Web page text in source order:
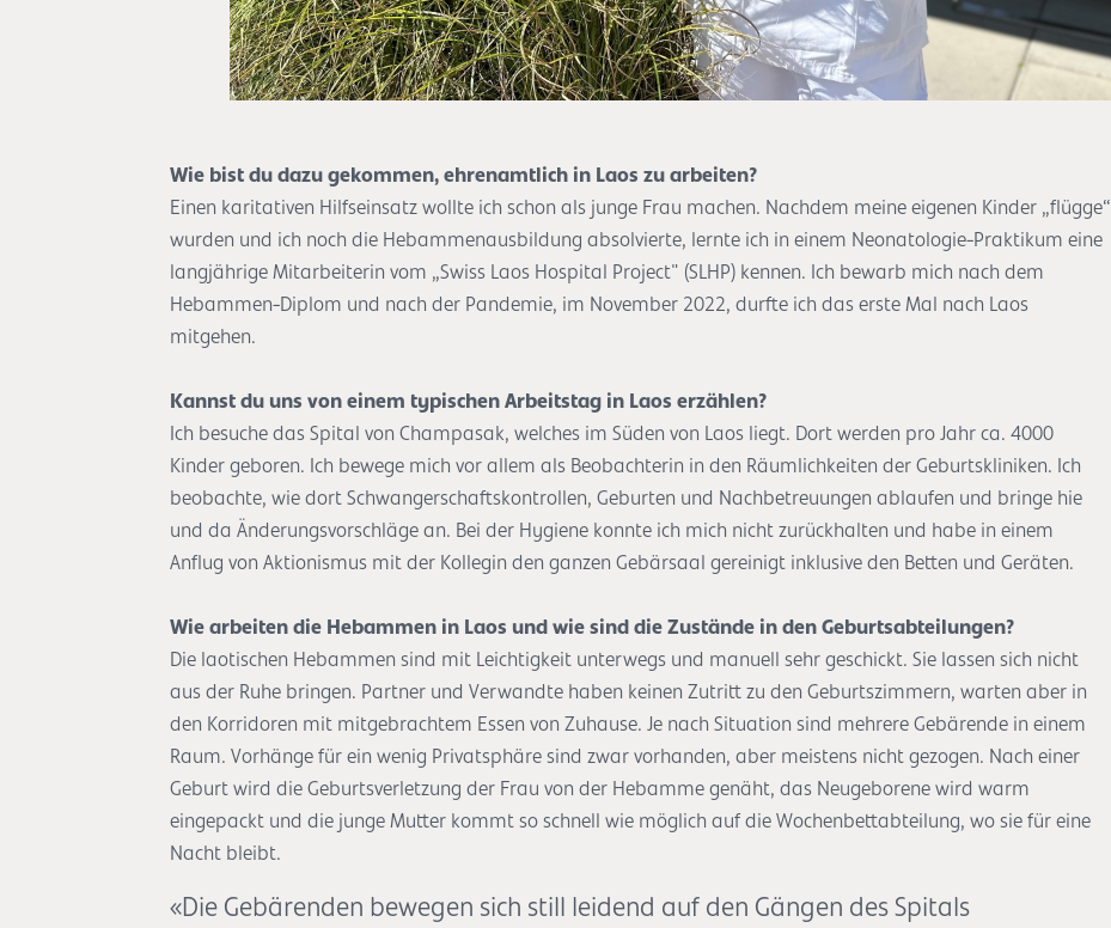
Wie bist du dazu gekommen, ehrenamtlich in Laos zu arbeiten?
Einen karitativen Hilfseinsatz wollte ich schon als junge Frau machen. Nachdem meine eigenen Kinder „flügge“
wurden und ich noch die Hebammenausbildung absolvierte, lernte ich in einem Neonatologie-Praktikum eine
langjährige Mitarbeiterin vom „Swiss Laos Hospital Project" (SLHP) kennen. Ich bewarb mich nach dem
Hebammen-Diplom und nach der Pandemie, im November 2022, durfte ich das erste Mal nach Laos
mitgehen.
Kannst du uns von einem typischen Arbeitstag in Laos erzählen?
Ich besuche das Spital von Champasak, welches im Süden von Laos liegt. Dort werden pro Jahr ca. 4000
Kinder geboren. Ich bewege mich vor allem als Beobachterin in den Räumlichkeiten der Geburtskliniken. Ich
beobachte, wie dort Schwangerschaftskontrollen, Geburten und Nachbetreuungen ablaufen und bringe hie
und da Änderungsvorschläge an. Bei der Hygiene konnte ich mich nicht zurückhalten und habe in einem
Anflug von Aktionismus mit der Kollegin den ganzen Gebärsaal gereinigt inklusive den Betten und Geräten.
Wie arbeiten die Hebammen in Laos und wie sind die Zustände in den Geburtsabteilungen?
Die laotischen Hebammen sind mit Leichtigkeit unterwegs und manuell sehr geschickt. Sie lassen sich nicht
aus der Ruhe bringen. Partner und Verwandte haben keinen Zutritt zu den Geburtszimmern, warten aber in
den Korridoren mit mitgebrachtem Essen von Zuhause. Je nach Situation sind mehrere Gebärende in einem
Raum. Vorhänge für ein wenig Privatsphäre sind zwar vorhanden, aber meistens nicht gezogen. Nach einer
Geburt wird die Geburtsverletzung der Frau von der Hebamme genäht, das Neugeborene wird warm
eingepackt und die junge Mutter kommt so schnell wie möglich auf die Wochenbettabteilung, wo sie für eine
Nacht bleibt.
«Die Gebärenden bewegen sich still leidend auf den Gängen des Spitals